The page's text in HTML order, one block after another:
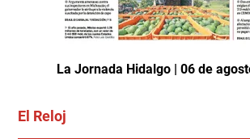
La Jornada Hidalgo | 06 de
El Reloj